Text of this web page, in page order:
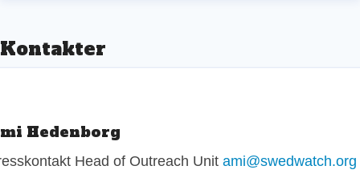
Kontakter
Hedenborg
Head of Outreach Unit ami@swedwatch.org